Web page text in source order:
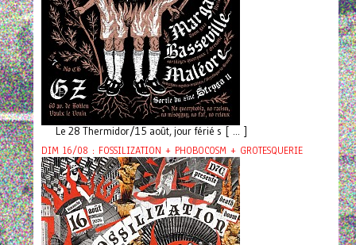
Le 28 Thermidor/15 août, jour férié s [ ... ]
DIM 16/08 : FOSSILIZATION + PHOBOCOSM + GROTESQUERIE